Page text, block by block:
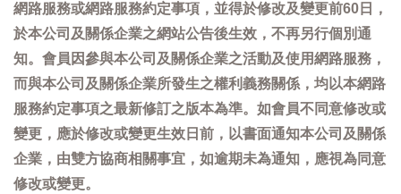
網路服務或網路服務約定事項，並得於修改及變更前60日，
於本公司及關係企業之網站公告後生效，不再另行個別通
知。會員因參與本公司及關係企業之活動及使用網路服務，
而與本公司及關係企業所發生之權利義務關係，均以本網路
服務約定事項之最新修訂之版本為準。如會員不同意修改或
變更，應於修改或變更生效日前，以書面通知本公司及關係
企業，由雙方協商相關事宜，如逾期未為通知，應視為同意
修改或變更。